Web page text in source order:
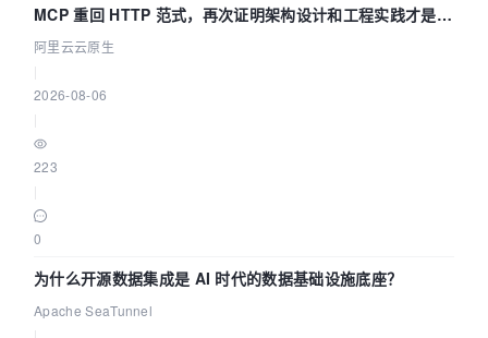
MCP 重回 HTTP 范式，再次证明架构设计和工程实践才是稀
缺资源
阿里云云原生
2026-08-06
223
0
为什么开源数据集成是 AI 时代的数据基础设施底座？
Apache SeaTunnel